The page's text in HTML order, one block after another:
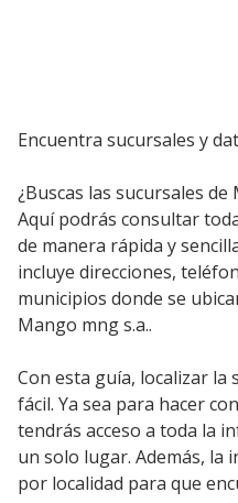
Encuentra sucursales y
¿Buscas las sucursales
Aquí podrás consultar
de manera rápida y
incluye direcciones,
municipios donde se
Mango mng s.a..
Con esta guía, localizar la
fácil. Ya sea para hacer
tendrás acceso a toda la
un solo lugar. Además, la
por localidad para que